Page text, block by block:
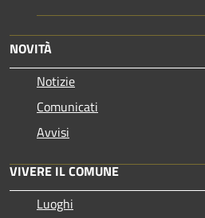
NOVITÀ
Notizie
Comunicati
Avvisi
VIVERE IL COMUNE
Luoghi